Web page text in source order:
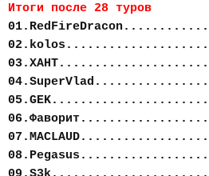
Итоги после 28 туров
01.RedFireDracon............
02.kolos....................
03.ХАНТ.....................
04.SuperVlad................
05.GEK......................
06.Фаворит..................
07.MACLAUD..................
08.Pegasus..................